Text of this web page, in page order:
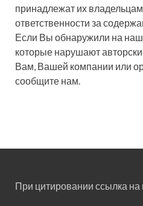
принадлежат их
ответственности за
Если Вы обнаружили на
которые нарушают
Вам, Вашей компании или
сообщите нам.
При цитировании ссылка на